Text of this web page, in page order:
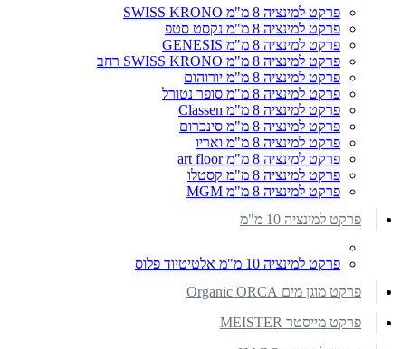
פרקט למינציה 8 מ"מ SWISS KRONO
פרקט למינציה 8 מ"מ נקסט סטפ
פרקט למינציה 8 מ"מ GENESIS
פרקט למינציה 8 מ"מ SWISS KRONO רחב
פרקט למינציה 8 מ"מ יורוהום
פרקט למינציה 8 מ"מ סופר נטורל
פרקט למינציה 8 מ"מ Classen
פרקט למינציה 8 מ"מ סינכרום
פרקט למינציה 8 מ"מ ואריו
פרקט למינציה 8 מ"מ art floor
פרקט למינציה 8 מ"מ קסטלו
פרקט למינציה 8 מ"מ MGM
פרקט למינציה 10 מ"מ
פרקט למינציה 10 מ"מ אלטיטיוד פלוס
פרקט מוגן מים Organic ORCA
פרקט מייסטר MEISTER